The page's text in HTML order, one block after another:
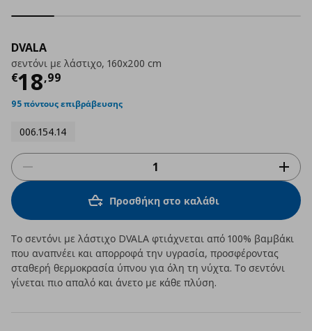
DVALA
σεντόνι με λάστιχο, 160x200 cm
€18,99
Τρέχουσα τιμή
95 πόντους επιβράβευσης
006.154.14
Προσθήκη στο καλάθι
Το σεντόνι με λάστιχο DVALA φτιάχνεται από 100% βαμβάκι
που αναπνέει και απορροφά την υγρασία, προσφέροντας
σταθερή θερμοκρασία ύπνου για όλη τη νύχτα. Το σεντόνι
γίνεται πιο απαλό και άνετο με κάθε πλύση.